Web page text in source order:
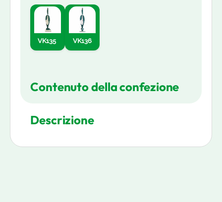
VK135 VK136
Contenuto della confezione
Descrizione